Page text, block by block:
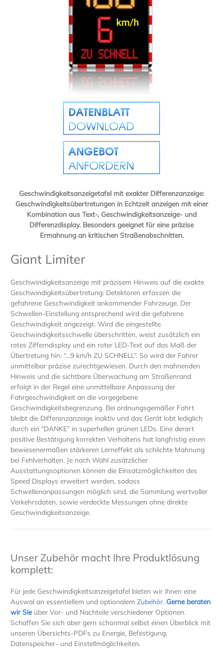
Geschwindigkeitsanzeigetafel mit exakter Differenzanzeige:
Geschwindigkeitsübertretungen in Echtzeit anzeigen mit einer
Kombination aus Text-, Geschwindigkeitsanzeige- und
Differenzdisplay. Besonders geeignet für eine präzise
Ermahnung an kritischen Straßenabschnitten.
Giant Limiter
Geschwindigkeitsanzeige mit präzisem Hinweis auf die exakte
Geschwindigkeitsübertretung: Detektoren erfassen die
gefahrene Geschwindigkeit ankommender Fahrzeuge. Der
Schwellen-Einstellung entsprechend wird die gefahrene
Geschwindigkeit angezeigt. Wird die eingestellte
Geschwindigkeitsschwelle überschritten, weist zusätzlich ein
rotes Zifferndisplay und ein roter LED-Text auf das Maß der
Übertretung hin: “…9 km/h ZU SCHNELL”. So wird der Fahrer
unmittelbar präzise zurechtgewiesen. Durch den mahnenden
Hinweis und die sichtbare Überwachung am Straßenrand
erfolgt in der Regel eine unmittelbare Anpassung der
Fahrgeschwindigkeit an die vorgegebene
Geschwindigkeitsbegrenzung. Bei ordnungsgemäßer Fahrt
bleibt die Differenzanzeige inaktiv und das Gerät lobt lediglich
durch ein “DANKE” in superhellen grünen LEDs. Eine derart
positive Bestätigung korrekten Verhaltens hat langfristig einen
bewiesenermaßen stärkeren Lerneffekt als schlichte Mahnung
bei Fehlverhalten. Je nach Wahl zusätzlicher
Ausstattungsoptionen können die Einsatzmöglichkeiten des
Speed Displays erweitert werden, sodass
Schwellenanpassungen möglich sind, die Sammlung wertvoller
Verkehrsdaten, sowie verdeckte Messungen ohne direkte
Geschwindigkeitsanzeige.
Unser Zubehör macht Ihre Produktlösung
komplett:
Für jede Geschwindigkeitsanzeigetafel bieten wir ihnen eine
Auswal an essentiellem und optionalemZubehör.Gerne beraten
wir Sie über Vor- und Nachteile verschiedener Optionen.
Schaffen Sie sich aber gern schonmal selbst einen Überblick mit
unseren Übersichts-PDFs zu Energie, Befestigung,
Datenspeicher- und Einstellmöglichkeiten.